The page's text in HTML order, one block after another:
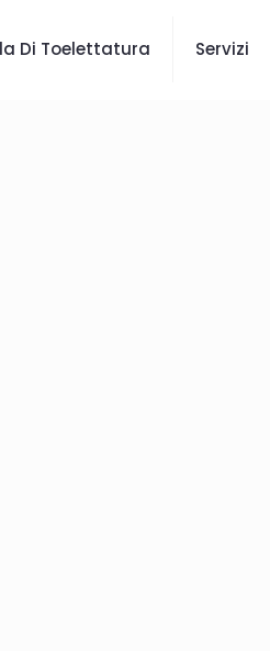
Di Toelettatura Servizi